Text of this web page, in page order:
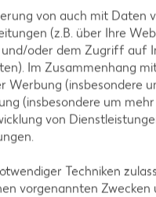
legen. Teig mit
Restlichen Schafkäse
Celsius ca. 25-30
garniert servieren.
von auch mit Daten
(z.B. über Ihre
und/oder dem Zugriff auf
Im Zusammenhang
(insbesondere
(insbesondere um
von
Techniken
vorgenannten Zwecken